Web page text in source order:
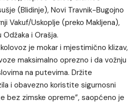
(Blidinje), Novi Travnik-Bugojno
Vakuf/Uskoplje (preko Makljena),
i Orašja.
je mokar i mjestimično klizav,
maksimalno oprezno i da vožnju
na putevima. Držite
i obavezno koristite sigurnosni
bez zimske opreme”, saopćeno je